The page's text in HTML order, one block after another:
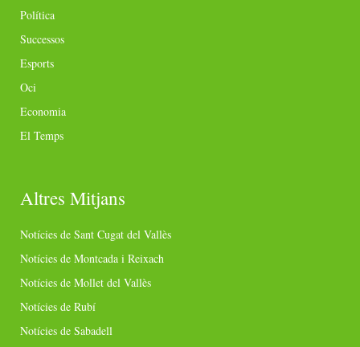
Política
Successos
Esports
Oci
Economia
El Temps
Altres Mitjans
Notícies de Sant Cugat del Vallès
Notícies de Montcada i Reixach
Notícies de Mollet del Vallès
Notícies de Rubí
Notícies de Sabadell